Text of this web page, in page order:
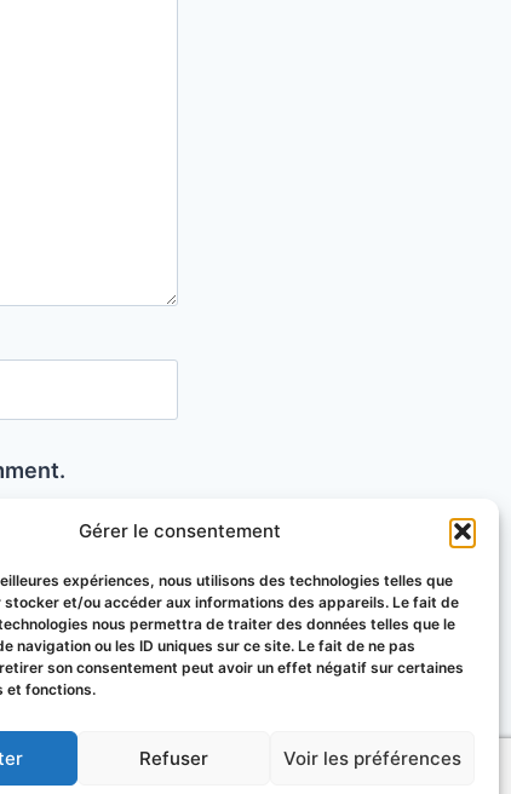
Gérer le consentement
expériences, nous utilisons des technologies telles que
stocker et/ou accéder aux informations des appareils. Le fait de
nous permettra de traiter des données telles que le
navigation ou les ID uniques sur ce site. Le fait de ne pas
son consentement peut avoir un effet négatif sur certaines
et fonctions.
Refuser Voir les préférences
Dôme